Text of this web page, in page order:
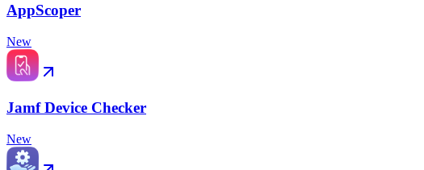
AppScoper
New
Jamf Device Checker
New